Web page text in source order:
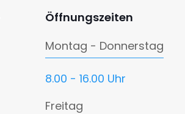
Öffnungszeiten
Montag - Donnerstag
8.00 - 16.00 Uhr
Freitag